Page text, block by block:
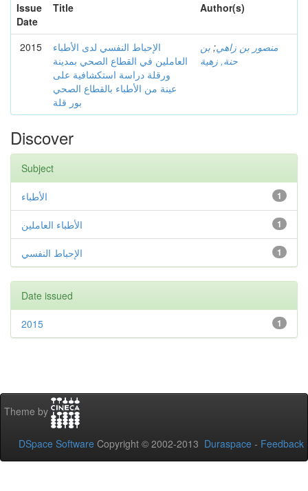
Issue
Date
Title Author(s)
2015
الإحباط النفسي لدى الأطباء
العاملين في القطاع الصحي بمدينة
ورقلة دراسة استكشافية على
عينة من الأطباء بالقطاع الصحي
بور قلة
منصور بن زاهي; بن
حنة, زهية
Discover
Subject
1 الأطباء
1 الأطباء العاملين
1 الإحباط النفسي
Date issued
1
2015
Theme by
DSpace Software Copyright © 2002-2013 Duraspace - Feedback